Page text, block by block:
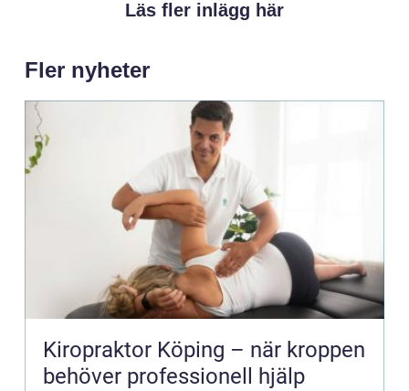
Läs fler inlägg här
Fler nyheter
Kiropraktor Köping – när kroppen
behöver professionell hjälp